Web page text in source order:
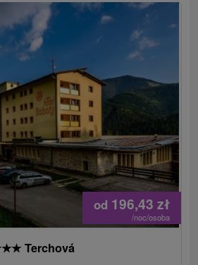
od 196,43 zł
/noc/osoba
★★ Terchová